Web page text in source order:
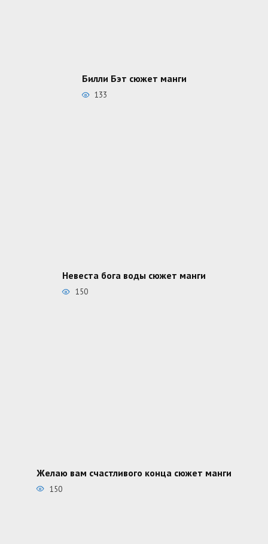
Билли Бэт сюжет манги
133
Невеста бога воды сюжет манги
150
Желаю вам счастливого конца сюжет манги
150